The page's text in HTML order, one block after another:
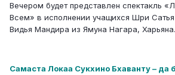
Вечером будет представлен спектакль
Всем» в исполнении учащихся Шри
Видья Мандира из Ямуна Нагара, Харьяна.
Самаста Локаа Сукхино Бхаванту – да